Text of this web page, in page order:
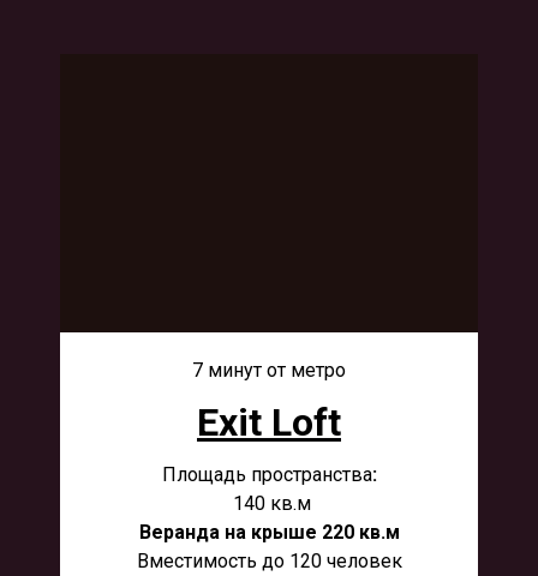
7 минут от метро
Exit Loft
Площадь пространства:
140 кв.м
Веранда на крыше 220 кв.м
Вместимость до 120 человек